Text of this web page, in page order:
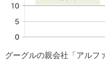
グーグルの親会社「アルフ